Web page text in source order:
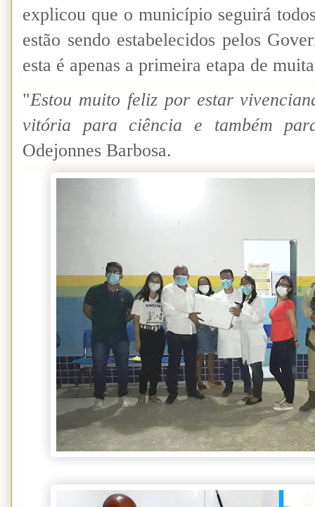
explicou que o município seguirá
estão sendo estabelecidos pelos
esta é apenas a primeira etapa de
"Estou muito feliz por estar
vitória para ciência e também
Odejonnes Barbosa.